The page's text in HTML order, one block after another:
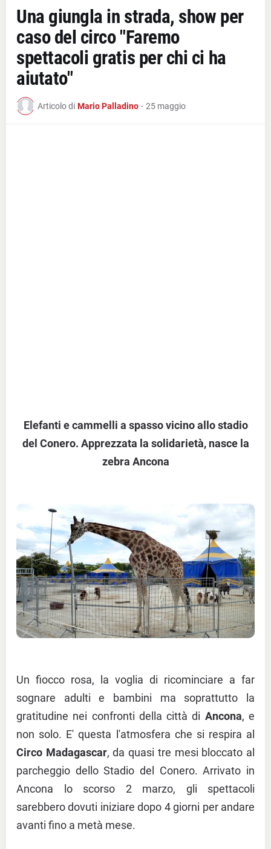
Una giungla in strada, show per
caso del circo "Faremo
spettacoli gratis per chi ci ha
aiutato"
Articolo di Mario Palladino - 25 maggio
Elefanti e cammelli a spasso vicino allo stadio
del Conero. Apprezzata la solidarietà, nasce la
zebra Ancona
Un fiocco rosa, la voglia di ricominciare a far
sognare adulti e bambini ma soprattutto la
gratitudine nei confronti della città di Ancona, e
non solo. E' questa l'atmosfera che si respira al
Circo Madagascar, da quasi tre mesi bloccato al
parcheggio dello Stadio del Conero. Arrivato in
Ancona lo scorso 2 marzo, gli spettacoli
sarebbero dovuti iniziare dopo 4 giorni per andare
avanti fino a metà mese.